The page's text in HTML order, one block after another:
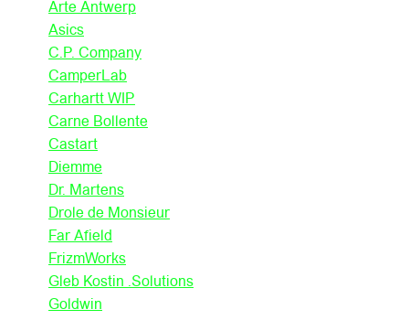
Arte Antwerp
Asics
C.P. Company
CamperLab
Carhartt WIP
Carne Bollente
Castart
Diemme
Dr. Martens
Drole de Monsieur
Far Afield
FrizmWorks
Gleb Kostin .Solutions
Goldwin